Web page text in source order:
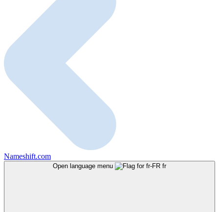
Nameshift.com
Open language menu fr